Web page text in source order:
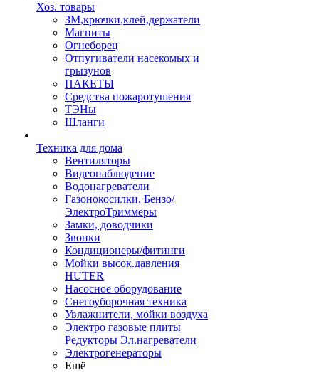
Хоз. товары
ЗМ,крючки,клей,держатели
Магниты
Огнеборец
Отпугиватели насекомых и
грызунов
ПАКЕТЫ
Средства пожаротушения
ТЭНы
Шланги
Техника для дома
Вентиляторы
Видеонаблюдение
Водонагреватели
Газонокосилки, Бензо/
ЭлектроТриммеры
Замки, доводчики
Звонки
Кондиционеры/фитинги
Мойки высок.давления
HUTER
Насосное оборудование
Снегоуборочная техника
Увлажнители, мойки воздуха
Электро газовые плиты
Редукторы Эл.нагреватели
Электрогенераторы
Ещё